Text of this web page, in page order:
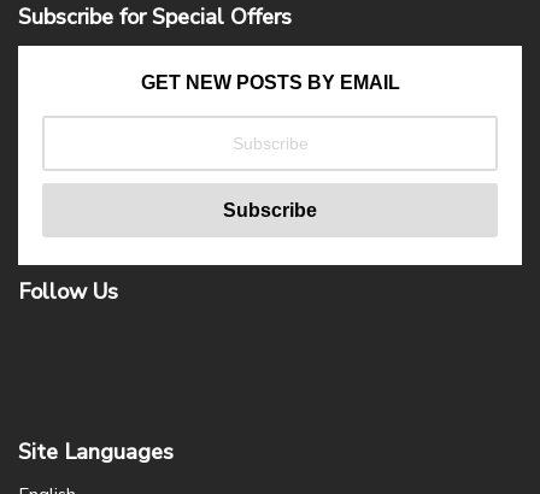
Subscribe for Special Offers
GET NEW POSTS BY EMAIL
Follow Us
Site Languages